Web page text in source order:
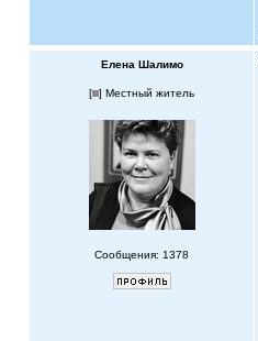
Елена Шалимо
[ ] Местный житель
Сообщения: 1378